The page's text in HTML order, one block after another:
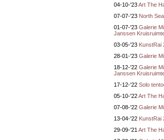
04-10-'23Art The
07-07-'23 North
01-07-'23 Galerie
Janssen
03-05-'23 KunstRai
28-01-'23 Galerie
18-12-'22 Galerie
Janssen
17-12-'22 Solo
05-10-'22Art The
07-08-'22 Galerie
13-04-'22 KunstRai
29-09-'21 Art The